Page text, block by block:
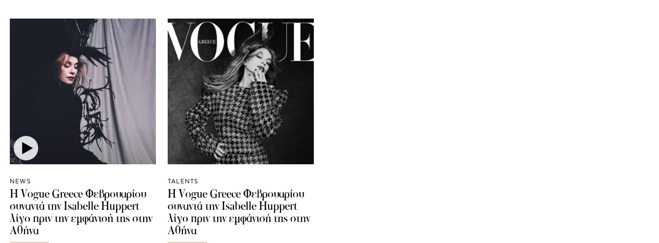
NEWS
Η Vogue Greece Φεβρουαρίου
συναντά την Isabelle Huppert
λίγο πριν την εμφάνισή της στην
Αθήνα
TALENTS
Η Vogue Greece Φεβρουαρίου
συναντά την Isabelle Huppert
λίγο πριν την εμφάνισή της στην
Αθήνα